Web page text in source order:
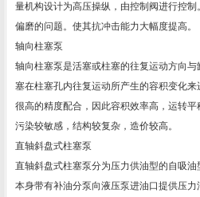
量机构设计为高压操纵，由控制阀进行控
偏磨的问题。使其抗冲击能力大幅度提高。
轴向柱塞泵
轴向柱塞泵是活塞或柱塞的往复运动方向
塞在柱塞孔内往复运动所产生的容积变化
很高的精度配合，因此容积效率高，运转
污染较敏感，结构较复杂，造价较高。
直轴斜盘式柱塞泵
直轴斜盘式柱塞泵分为压力供油型的自吸
本身带有补油分泵向液压泵进油口提供压